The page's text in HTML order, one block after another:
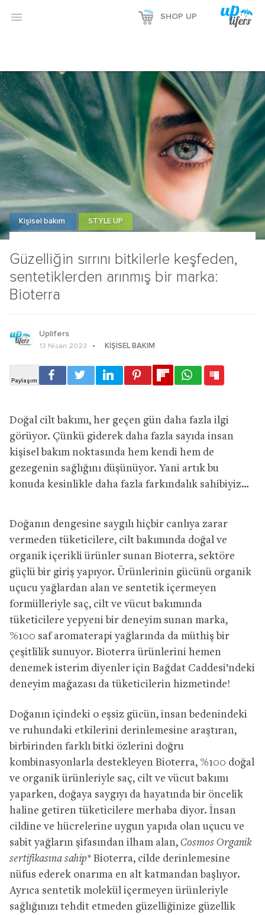
 SHOP UP
Güzelliğin sırrını bitkilerle keşfeden,
sentetiklerden arınmış bir marka:
Bioterra
Kişisel bakım STYLE UP
Uplifers
13 Nisan 2023 KIŞISEL BAKIM
Doğal cilt bakımı, her geçen gün daha fazla ilgi
görüyor. Çünkü giderek daha fazla sayıda insan
kişisel bakım noktasında hem kendi hem de
gezegenin sağlığını düşünüyor. Yani artık bu
konuda kesinlikle daha fazla farkındalık sahibiyiz…
Doğanın dengesine saygılı hiçbir canlıya zarar
vermeden tüketicilere, cilt bakımında doğal ve
organik içerikli ürünler sunan Bioterra, sektöre
güçlü bir giriş yapıyor. Ürünlerinin gücünü organik
uçucu yağlardan alan ve sentetik içermeyen
formülleriyle saç, cilt ve vücut bakımında
tüketicilere yepyeni bir deneyim sunan marka,
%100 saf aromaterapi yağlarında da müthiş bir
çeşitlilik sunuyor. Bioterra ürünlerini hemen
denemek isterim diyenler için Bağdat Caddesi’ndeki
deneyim mağazası da tüketicilerin hizmetinde!
Doğanın içindeki o eşsiz gücün, insan bedenindeki
ve ruhundaki etkilerini derinlemesine araştıran,
birbirinden farklı bitki özlerini doğru
kombinasyonlarla destekleyen Bioterra, %100 doğal
ve organik ürünleriyle saç, cilt ve vücut bakımı
yaparken, doğaya saygıyı da hayatında bir öncelik
haline getiren tüketicilere merhaba diyor. İnsan
cildine ve hücrelerine uygun yapıda olan uçucu ve
sabit yağların şifasından ilham alan, Cosmos Organik
sertifikasına sahip* Bioterra, cilde derinlemesine
nüfus ederek onarıma en alt katmandan başlıyor.
Ayrıca sentetik molekül içermeyen ürünleriyle
sağlığınızı tehdit etmeden güzelliğinize güzellik